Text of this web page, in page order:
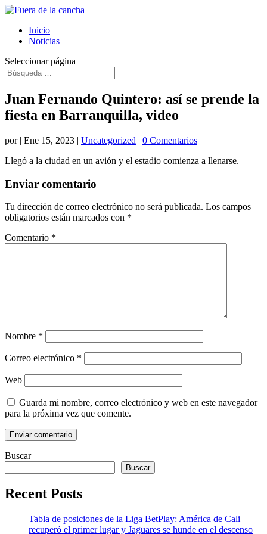
Inicio
Noticias
Seleccionar página
Juan Fernando Quintero: así se prende la
fiesta en Barranquilla, video
por | Ene 15, 2023 | Uncategorized | 0 Comentarios
Llegó a la ciudad en un avión y el estadio comienza a llenarse.
Enviar comentario
Tu dirección de correo electrónico no será publicada. Los campos
obligatorios están marcados con *
Comentario *
Nombre *
Correo electrónico *
Web
Guarda mi nombre, correo electrónico y web en este navegador
para la próxima vez que comente.
Buscar
Buscar
Recent Posts
Tabla de posiciones de la Liga BetPlay: América de Cali
recuperó el primer lugar y Jaguares se hunde en el descenso